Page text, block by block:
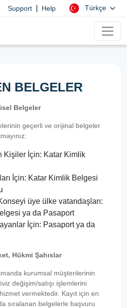
Support Help Türkçe
BELGELER
Belgeler
geçerli ve orijinal belgeler
Kişiler İçin: Katar Kimlik
İçin: Katar Kimlik Belgesi
üye ülke vatandaşları:
ya da Pasaport
İçin: Pasaport ya da
Hükmi Şahıslar
kurumsal müşterilerinin
değişim/satışı işlemlerini
vermektedir. Kayıt için en
sıralanan belgelerle başvuru